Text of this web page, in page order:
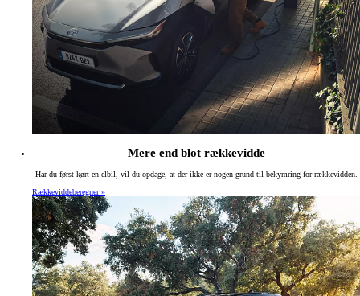
Mere end blot rækkevidde
Har du først kørt en elbil, vil du opdage, at der ikke er nogen grund til bekymring for rækkevidden.
Rækkeviddeberegner »